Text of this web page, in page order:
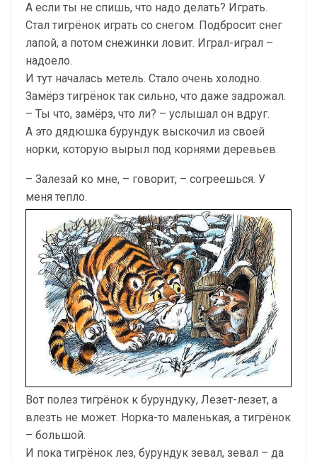
А если ты не спишь, что надо делать? Играть.
Стал тигрёнок играть со снегом. Подбросит снег
лапой, а потом снежинки ловит. Играл-играл –
надоело.
И тут началась метель. Стало очень холодно.
Замёрз тигрёнок так сильно, что даже задрожал.
– Ты что, замёрз, что ли? – услышал он вдруг.
А это дядюшка бурундук выскочил из своей
норки, которую вырыл под корнями деревьев.
– Залезай ко мне, – говорит, – согреешься. У
меня тепло.
Вот полез тигрёнок к бурундуку, Лезет-лезет, а
влезть не может. Норка-то маленькая, а тигрёнок
– большой.
И пока тигрёнок лез, бурундук зевал, зевал – да